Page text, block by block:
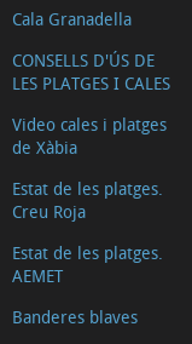
Cala Granadella
CONSELLS D'ÚS DE
LES PLATGES I CALES
Video cales i platges
de Xàbia
Estat de les platges.
Creu Roja
Estat de les platges.
AEMET
Banderes blaves